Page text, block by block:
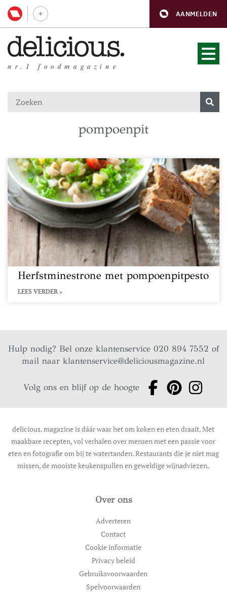
AANMELDEN
nr.1 foodmagazine
pompoenpit
Herfstminestrone met pompoenpitpesto
LEES VERDER »
Hulp nodig? Bel onze klantenservice 020 894 7552 of
mail naarklantenservice@deliciousmagazine.nl
Volg ons en blijf op de hoogte
delicious. magazine is dáár waar het om koken en eten draait. Met
maakbare recepten, vol verhalen over mensen met een passie voor
eten en fotografie om bij te watertanden. Restaurants die je niet mag
missen, de mooiste keukenspullen en geweldige wijnadviezen.
Over ons
Adverteren
Contact
Cookie informatie
Privacy beleid
Gebruiksvoorwaarden
Spelvoorwaarden